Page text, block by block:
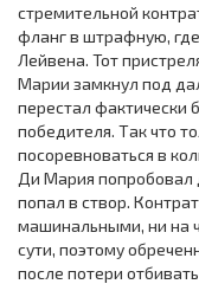
стремительной
фланг в штрафную, где
Лейвена. Тот
Марии замкнул под
перестал фактически
победителя. Так что
посоревноваться в
Ди Мария попробовал
попал в створ.
машинальными, ни на
сути, поэтому
после потери